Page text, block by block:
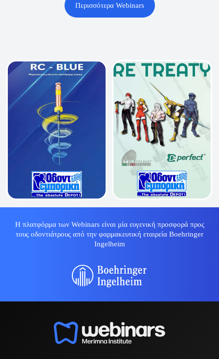
Περισσότερα Webinars
Η πλατφόρμα των Webinars είναι μία ευγενική προσφορά προς
τους οδοντιάτρους από την φαρμακευτική εταιρεία Boehringer
Ingelheim